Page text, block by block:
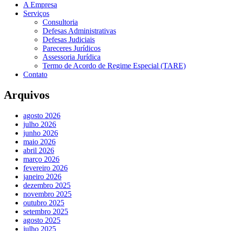
A Empresa
Serviços
Consultoria
Defesas Administrativas
Defesas Judiciais
Pareceres Jurídicos
Assessoria Jurídica
Termo de Acordo de Regime Especial (TARE)
Contato
Arquivos
agosto 2026
julho 2026
junho 2026
maio 2026
abril 2026
março 2026
fevereiro 2026
janeiro 2026
dezembro 2025
novembro 2025
outubro 2025
setembro 2025
agosto 2025
julho 2025